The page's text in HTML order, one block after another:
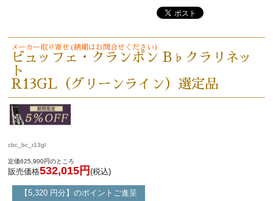
メーカー取り寄せ(納期はお問合せください)
ビュッフェ・クランポン B♭クラリネッ
ト
R13GL（グリーンライン）選定品
cbc_bc_r13gl
定価625,900円のところ
販売価格532,015円 (税込)
【5,320 円分】のポイントご進呈